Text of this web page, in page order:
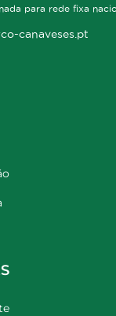
para rede fixa
canaveses.pt